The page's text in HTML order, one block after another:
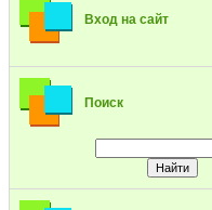
Вход на сайт
Поиск